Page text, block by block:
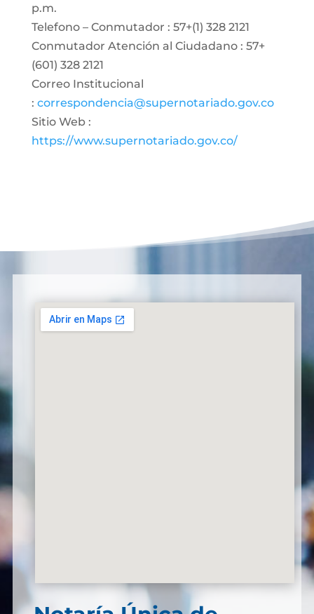
p.m.
Telefono – Conmutador : 57+(1) 328 2121
Conmutador Atención al Ciudadano : 57+
(601) 328 2121
Correo Institucional
: correspondencia@supernotariado.gov.co
Sitio Web :
https://www.supernotariado.gov.co/